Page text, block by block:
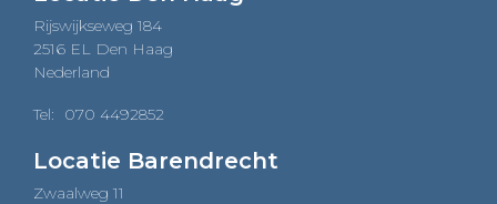
Rijswijkseweg 184
2516 EL Den Haag
Nederland
Tel: 070 4492852
Locatie Barendrecht
Zwaalweg 11